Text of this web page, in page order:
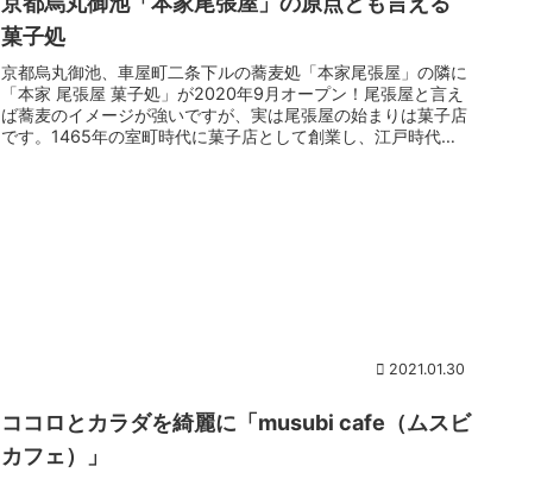
菓子処
京都烏丸御池、車屋町二条下ルの蕎麦処「本家尾張屋」の隣に
「本家 尾張屋 菓子処」が2020年9月オープン！尾張屋と言え
ば蕎麦のイメージが強いですが、実は尾張屋の始まりは菓子店
です。1465年の室町時代に菓子店として創業し、江戸時代に
2021.01.30
ココロとカラダを綺麗に「musubi cafe（ムスビ
カフェ）」